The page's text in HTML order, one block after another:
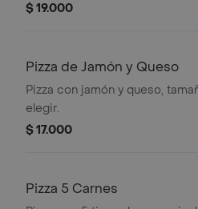
$ 19.000
Pizza de Jamón y Queso
Pizza con jamón y queso,
elegir.
$ 17.000
Pizza 5 Carnes